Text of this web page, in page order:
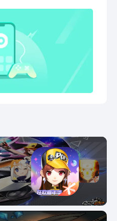
一起智造英雄，决战天下！